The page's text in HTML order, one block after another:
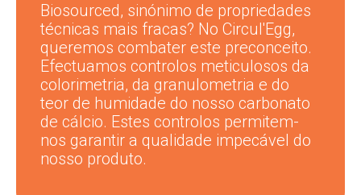
Biosourced, sinónimo de propriedades
técnicas mais fracas? No Circul'Egg,
queremos combater este preconceito.
Efectuamos controlos meticulosos da
colorimetria, da granulometria e do
teor de humidade do nosso carbonato
de cálcio. Estes controlos permitem-
nos garantir a qualidade impecável do
nosso produto.